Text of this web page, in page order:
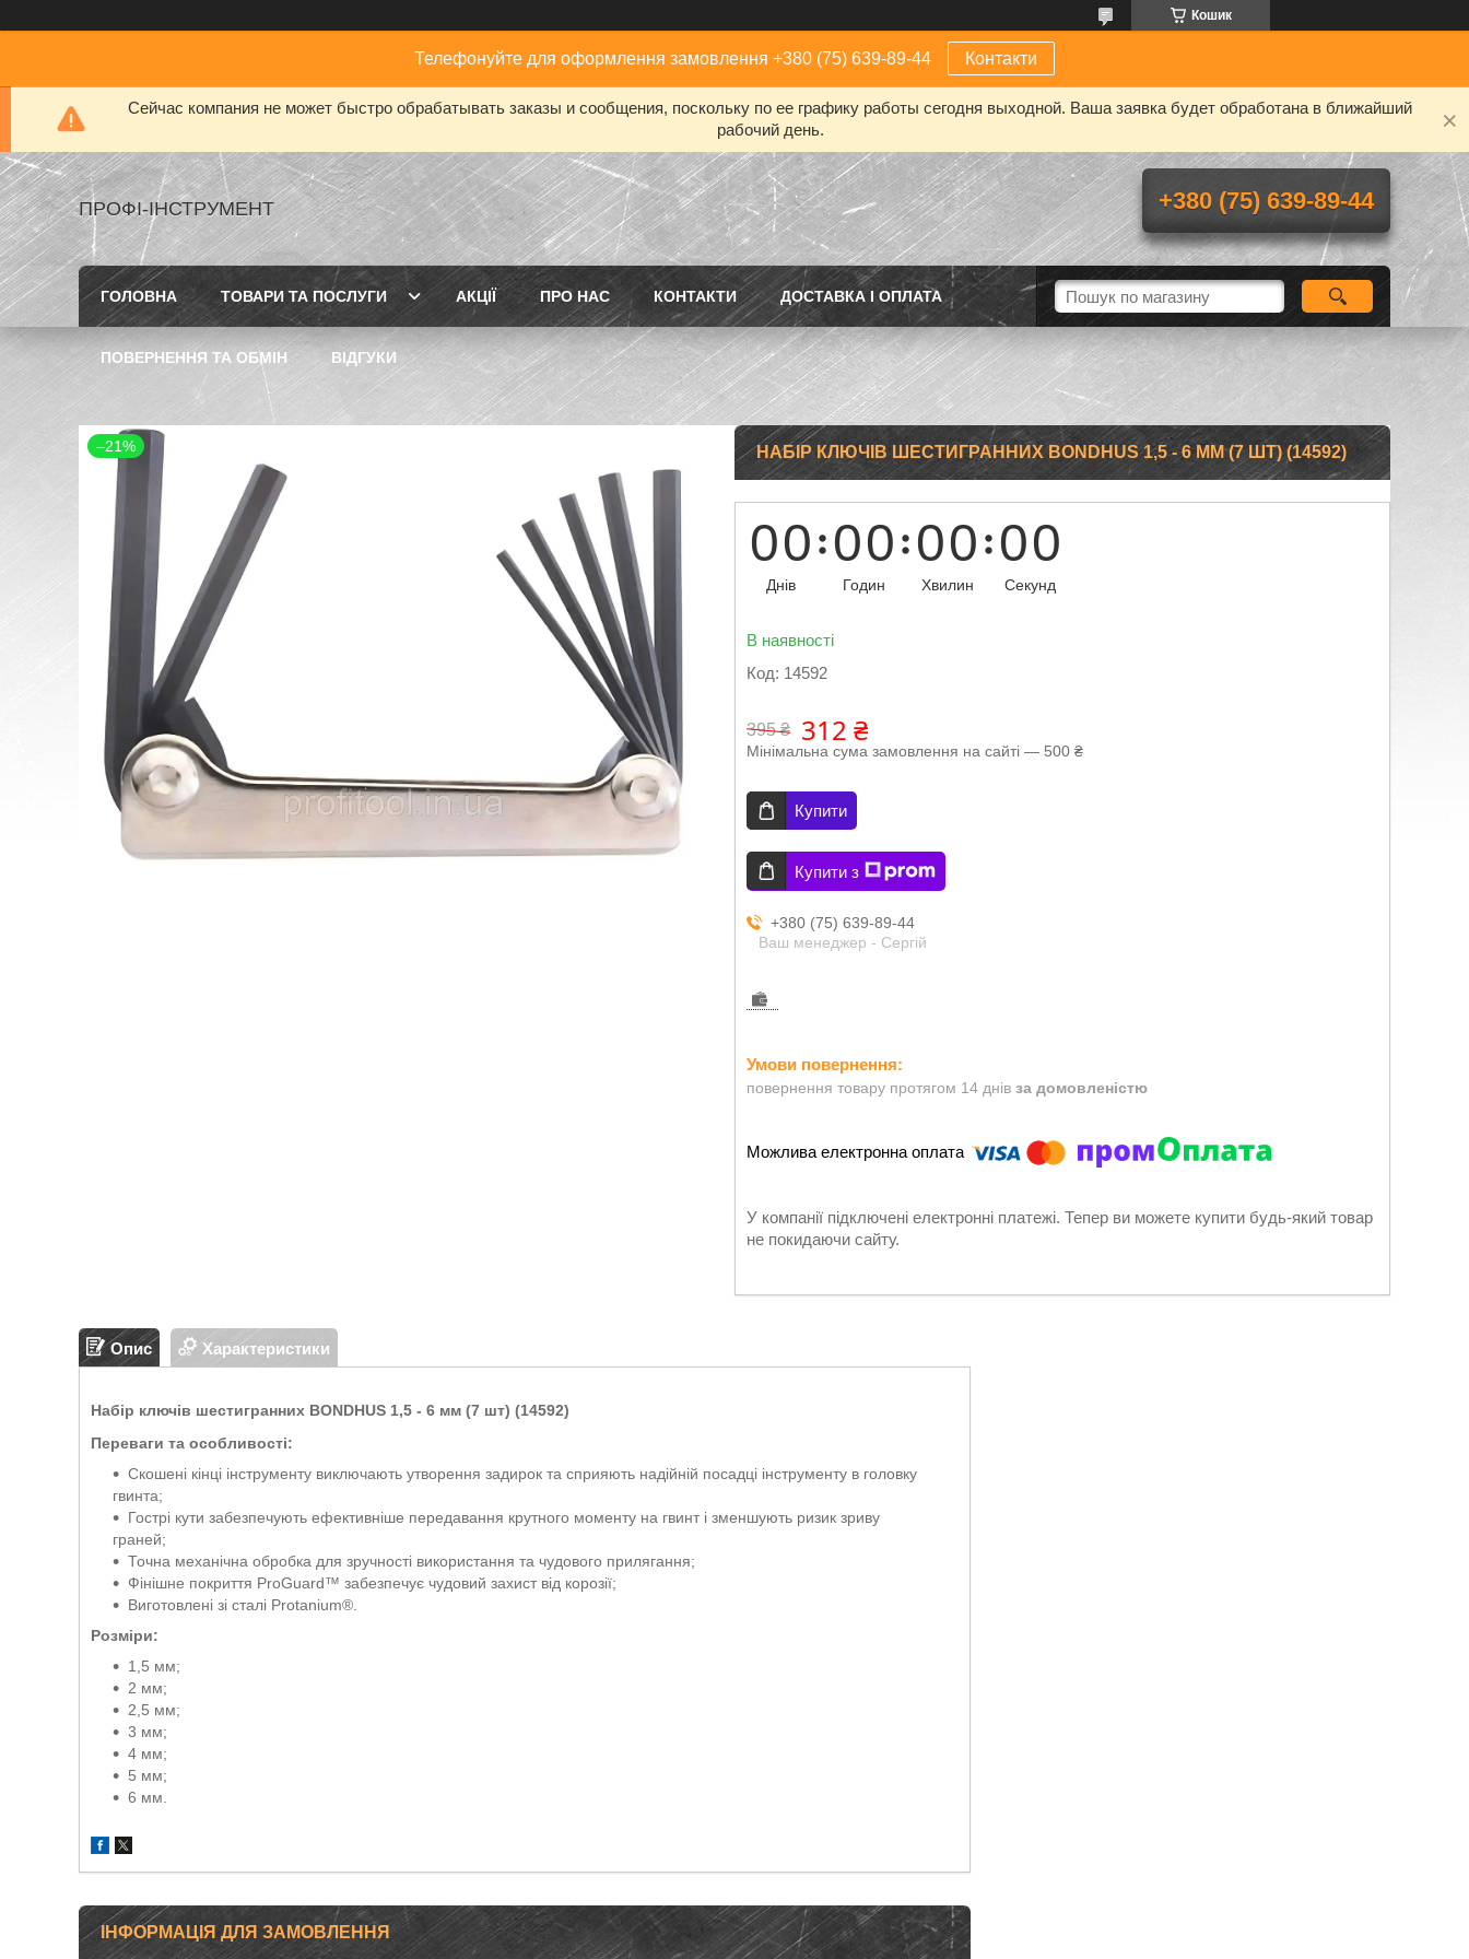
Кошик
Телефонуйте для оформлення замовлення +380 (75) 639-89-44 Контакти
Сейчас компания не может быстро обрабатывать заказы и сообщения, поскольку по ее графику работы сегодня выходной. Ваша заявка будет обработана в ближайший
рабочий день.
ПРОФІ-ІНСТРУМЕНТ +380 (75) 639-89-44
ГОЛОВНА ТОВАРИ ТА ПОСЛУГИ АКЦІЇ ПРО НАС КОНТАКТИ ДОСТАВКА І ОПЛАТА
ПОВЕРНЕННЯ ТА ОБМІН ВІДГУКИ
–21% НАБІР КЛЮЧІВ ШЕСТИГРАННИХ BONDHUS 1,5 - 6 ММ (7 ШТ) (14592)
00
Днів
00
Годин
00
Хвилин
00
Секунд
В наявності
Код: 14592
395 ₴ 312 ₴
Мінімальна сума замовлення на сайті — 500 ₴
Купити
Купити з
+380 (75) 639-89-44
Ваш менеджер - Сергій
повернення товару протягом 14 днів за домовленістю
У компанії підключені електронні платежі. Тепер ви можете купити будь-який товар
не покидаючи сайту.
Опис Характеристики
Набір ключів шестигранних BONDHUS 1,5 - 6 мм (7 шт) (14592)
Переваги та особливості:
Скошені кінці інструменту виключають утворення задирок та сприяють надійній посадці інструменту в головку
гвинта;
Гострі кути забезпечують ефективніше передавання крутного моменту на гвинт і зменшують ризик зриву
граней;
Точна механічна обробка для зручності використання та чудового прилягання;
Фінішне покриття ProGuard™ забезпечує чудовий захист від корозії;
Виготовлені зі сталі Protanium®.
Розміри:
1,5 мм;
2 мм;
2,5 мм;
3 мм;
4 мм;
5 мм;
6 мм.
ІНФОРМАЦІЯ ДЛЯ ЗАМОВЛЕННЯ